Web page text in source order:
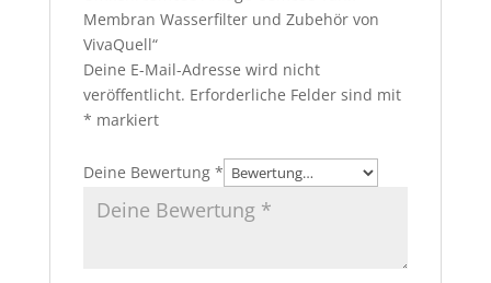
Membran Wasserfilter und Zubehör von
VivaQuell“
Deine E-Mail-Adresse wird nicht
veröffentlicht. Erforderliche Felder sind mit
* markiert
Deine Bewertung *